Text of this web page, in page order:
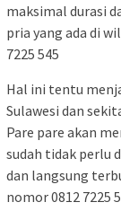
maksimal durasi
pria yang ada di
7225 545
Hal ini tentu
Sulawesi dan
Pare pare akan
sudah tidak perlu
dan langsung
nomor 0812 7225